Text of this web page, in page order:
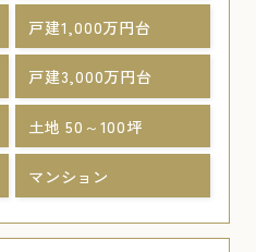
戸建1,000万円台
戸建3,000万円台
土地 50～100坪
マンション